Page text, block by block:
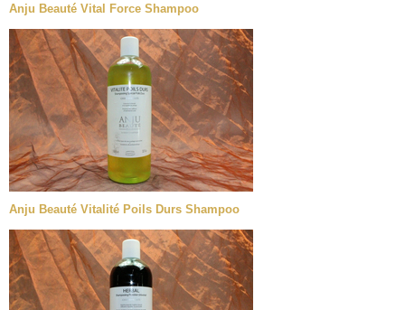
Anju Beauté Vital Force Shampoo
Anju Beauté Vitalité Poils Durs Shampoo